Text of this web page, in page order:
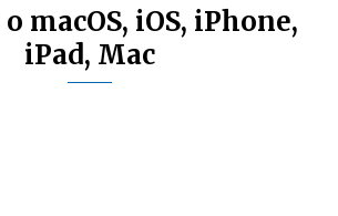
macOS, iOS, iPhone,
iPad, Mac